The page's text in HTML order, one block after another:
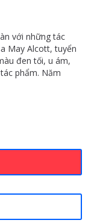
với những tác
May Alcott, tuyển
đen tối, u ám,
phẩm. Năm